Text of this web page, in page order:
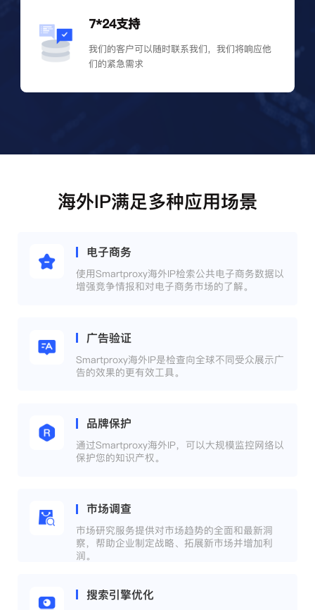
7*24支持
我们的客户可以随时联系我们，我们将响应他
们的紧急需求
海外IP满足多种应用场景
电子商务
使用Smartproxy海外IP检索公共电子商务数据以
增强竞争情报和对电子商务市场的了解。
广告验证
Smartproxy海外IP是检查向全球不同受众展示广
告的效果的更有效工具。
品牌保护
通过Smartproxy海外IP，可以大规模监控网络以
保护您的知识产权。
市场调查
市场研究服务提供对市场趋势的全面和最新洞
察，帮助企业制定战略、拓展新市场并增加利
润。
搜索引擎优化